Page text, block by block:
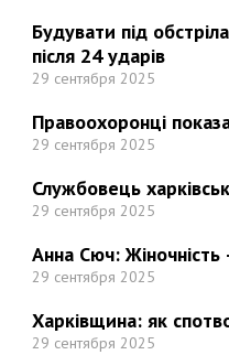
Будувати під
після 24 ударів
29 сентября 2025
Правоохоронці
29 сентября 2025
Службовець
29 сентября 2025
Анна Сюч:
29 сентября 2025
Харківщина: як
29 сентября 2025